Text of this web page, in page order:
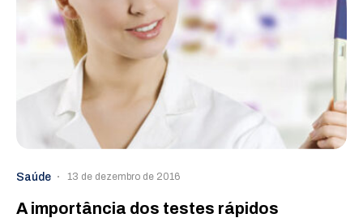
Saúde 13 de dezembro de 2016
A importância dos testes rápidos